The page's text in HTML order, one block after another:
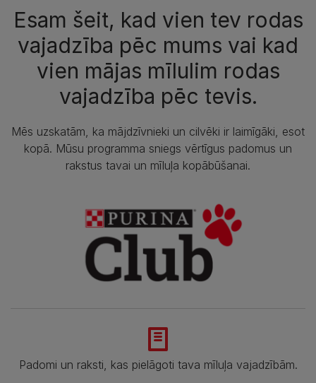
Esam šeit, kad vien tev rodas
vajadzība pēc mums vai kad
vien mājas mīlulim rodas
vajadzība pēc tevis.
Mēs uzskatām, ka mājdzīvnieki un cilvēki ir laimīgāki, esot
kopā. Mūsu programma sniegs vērtīgus padomus un
rakstus tavai un mīluļa kopābūšanai.
Padomi un raksti, kas pielāgoti tava mīluļa vajadzībām.